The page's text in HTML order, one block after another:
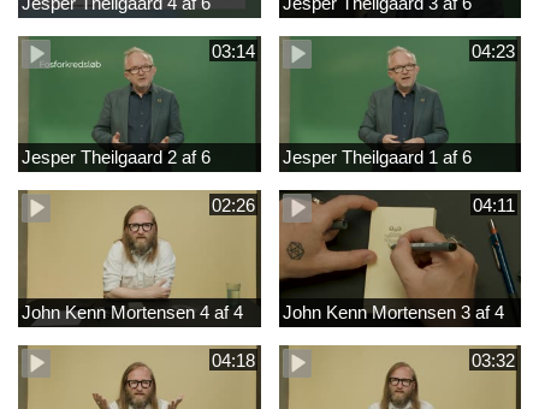
03:14
Jesper Theilgaard 2 af 6
04:23
Jesper Theilgaard 1 af 6
02:26
John Kenn Mortensen 4 af 4
04:11
John Kenn Mortensen 3 af 4
04:18 03:32